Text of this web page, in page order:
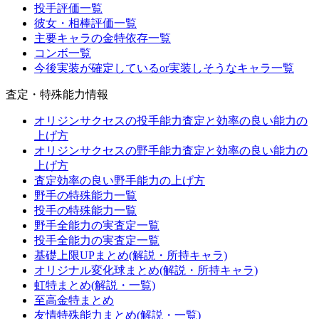
投手評価一覧
彼女・相棒評価一覧
主要キャラの金特依存一覧
コンボ一覧
今後実装が確定しているor実装しそうなキャラ一覧
査定・特殊能力情報
オリジンサクセスの投手能力査定と効率の良い能力の
上げ方
オリジンサクセスの野手能力査定と効率の良い能力の
上げ方
査定効率の良い野手能力の上げ方
野手の特殊能力一覧
投手の特殊能力一覧
野手全能力の実査定一覧
投手全能力の実査定一覧
基礎上限UPまとめ(解説・所持キャラ)
オリジナル変化球まとめ(解説・所持キャラ)
虹特まとめ(解説・一覧)
至高金特まとめ
友情特殊能力まとめ(解説・一覧)